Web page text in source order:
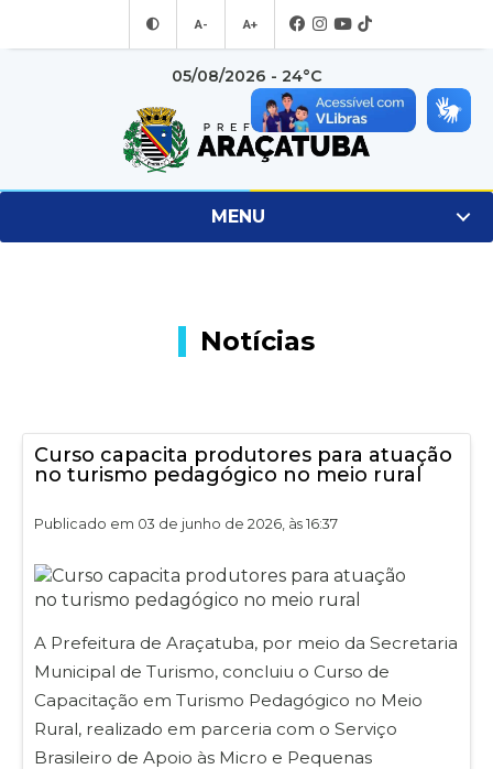
A- A+
05/08/2026 - 24°C
MENU
Notícias
Curso capacita produtores para atuação
no turismo pedagógico no meio rural
Publicado em 03 de junho de 2026, às 16:37
A Prefeitura de Araçatuba, por meio da Secretaria
Municipal de Turismo, concluiu o Curso de
Capacitação em Turismo Pedagógico no Meio
Rural, realizado em parceria com o Serviço
Brasileiro de Apoio às Micro e Pequenas